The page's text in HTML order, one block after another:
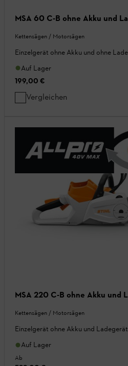
MSA 60 C-B ohne Akku und
Kettensägen / Motorsägen
Einzelgerät ohne Akku und ohne
Auf Lager
199,00 €
Vergleichen
MSA 220 C-B ohne Akku und
Kettensägen / Motorsägen
Einzelgerät ohne Akku und Ladegerät
Auf Lager
Ab